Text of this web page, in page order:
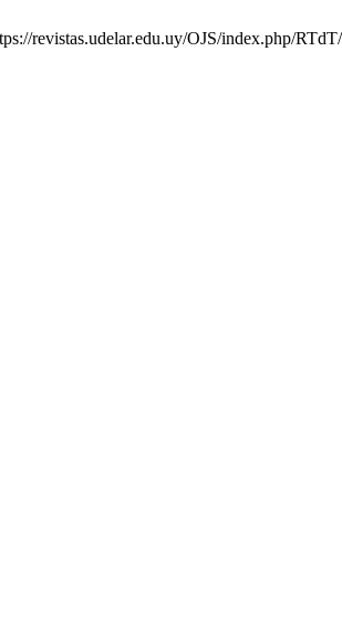
revistas.udelar.edu.uy/OJS/index.php/